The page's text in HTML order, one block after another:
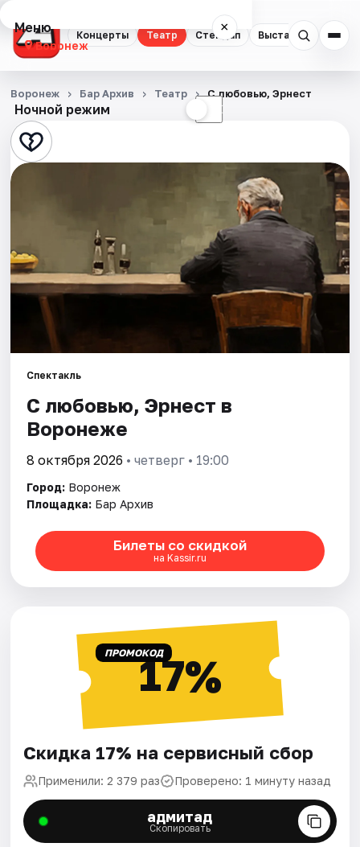
Концерты Театр Стендап Выставки
Меню ×
Воронеж
Концерты
Театр
Стендап
Экскурсии
Спорт
События
Города
Площадки
Рейтинги
Ночной режим ☾
Воронеж Бар Архив Театр С любовью, Эрнест
Спектакль
С любовью, Эрнест в
Воронеже
8 октября 2026 • четверг • 19:00
Город: Воронеж
Площадка: Бар Архив
Билеты со скидкой
на Kassir.ru
ПРОМОКОД17%
Скидка 17% на сервисный сбор
Применили: 2 379 раз Проверено: 1 минуту назад
адмитад
Скопировать